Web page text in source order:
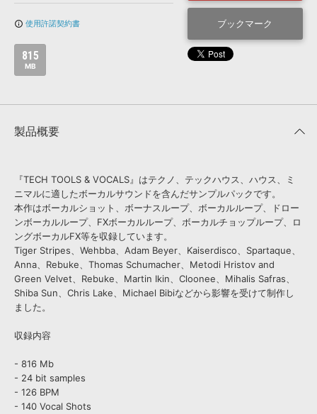
SLS
info_outline 使用許諾契約書
815
MB
ブックマーク
製品概要
『TECH TOOLS & VOCALS』はテクノ、テックハウス、ハウス、ミ
ニマルに適したボーカルサウンドを含んだサンプルパックです。
本作はボーカルショット、ボーナスループ、ボーカルループ、ドロー
ンボーカルループ、FXボーカルループ、ボーカルチョップループ、ロ
ングボーカルFX等を収録しています。
Tiger Stripes、Wehbba、Adam Beyer、Kaiserdisco、Spartaque、
Anna、Rebuke、Thomas Schumacher、Metodi Hristov and
Green Velvet、Rebuke、Martin Ikin、Cloonee、Mihalis Safras、
Shiba Sun、Chris Lake、Michael Bibiなどから影響を受けて制作し
ました。
収録内容
- 816 Mb
- 24 bit samples
- 126 BPM
- 140 Vocal Shots